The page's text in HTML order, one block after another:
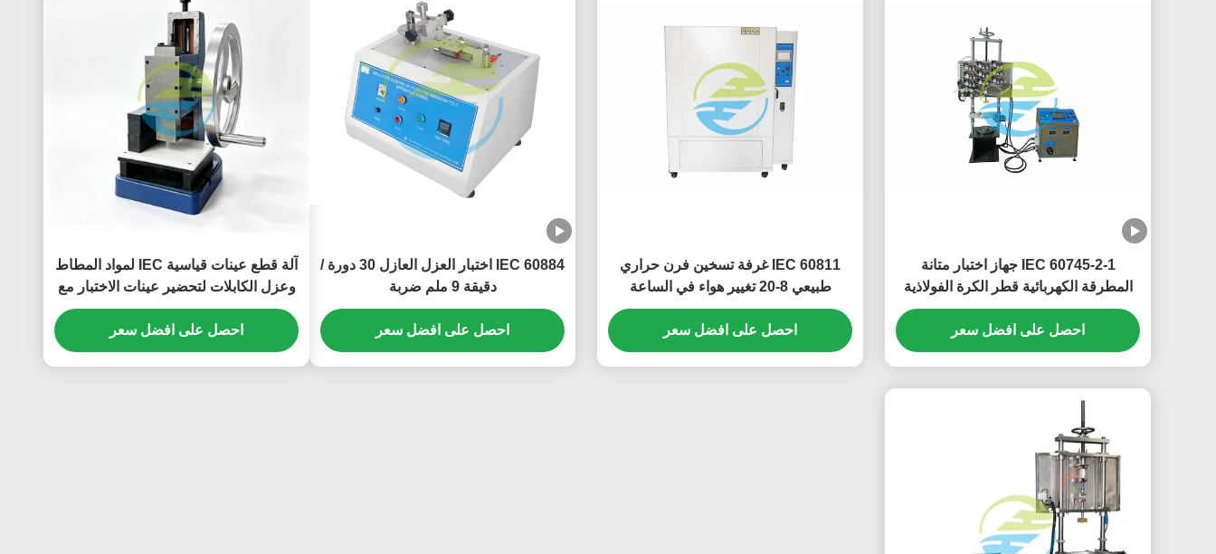
IEC 60745-2-1 جهاز اختبار متانة
المطرقة الكهربائية قطر الكرة الفولاذية
38 مم
احصل على افضل سعر
IEC 60811 غرفة تسخين فرن حراري
طبيعي 8-20 تغيير هواء في الساعة
احصل على افضل سعر
IEC 60884 اختبار العزل العازل 30 دورة /
دقيقة 9 ملم ضربة
احصل على افضل سعر
آلة قطع عينات قياسية IEC لمواد المطاط
وعزل الكابلات لتحضير عينات الاختبار مع
قالب دمبل مخصص
احصل على افضل سعر